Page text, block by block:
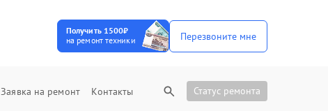
Получить 1500₽
на ремонт техники
Перезвоните мне
Заявка на ремонт Контакты Статус ремонта